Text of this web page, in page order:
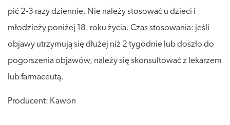
pić 2-3 razy dziennie. Nie należy stosować u dzieci i
młodzieży poniżej 18. roku życia. Czas stosowania: jeśli
objawy utrzymują się dłużej niż 2 tygodnie lub doszło do
pogorszenia objawów, należy się skonsultować z lekarzem
lub farmaceutą.
Producent: Kawon